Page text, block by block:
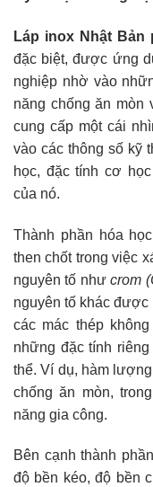
Láp inox Nhật Bản
đặc biệt, được ứng
nghiệp nhờ vào
năng chống ăn mòn
cung cấp một cái
vào các thông số kỹ
học, đặc tính cơ
của nó.
Thành phần hóa
then chốt trong việc
nguyên tố nhưcrom
nguyên tố khác được
các mác thép
những đặc tính
thể. Ví dụ, hàm
chống ăn mòn,
năng gia công.
Bên cạnh thành
độ bền kéo, độ bền